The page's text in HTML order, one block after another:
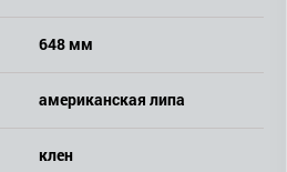
648 мм
американская липа
клен